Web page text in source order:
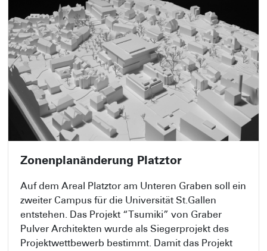
Zonenplanänderung Platztor
Auf dem Areal Platztor am Unteren Graben soll ein
zweiter Campus für die Universität St.Gallen
entstehen. Das Projekt “Tsumiki” von Graber
Pulver Architekten wurde als Siegerprojekt des
Projektwettbewerb bestimmt. Damit das Projekt